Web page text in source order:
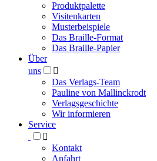
Produktpalette
Visitenkarten
Musterbeispiele
Das Braille-Format
Das Braille-Papier
Über
uns

Das Verlags-Team
Pauline von Mallinckrodt
Verlagsgeschichte
Wir informieren
Service

Kontakt
Anfahrt